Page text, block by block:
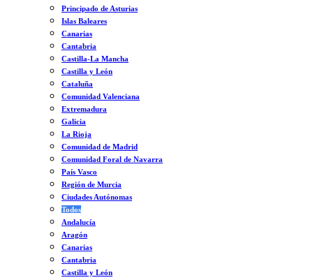
Principado de Asturias
Islas Baleares
Canarias
Cantabria
Castilla-La Mancha
Castilla y León
Cataluña
Comunidad Valenciana
Extremadura
Galicia
La Rioja
Comunidad de Madrid
Comunidad Foral de Navarra
País Vasco
Región de Murcia
Ciudades Autónomas
Todos
Andalucía
Aragón
Canarias
Cantabria
Castilla y León